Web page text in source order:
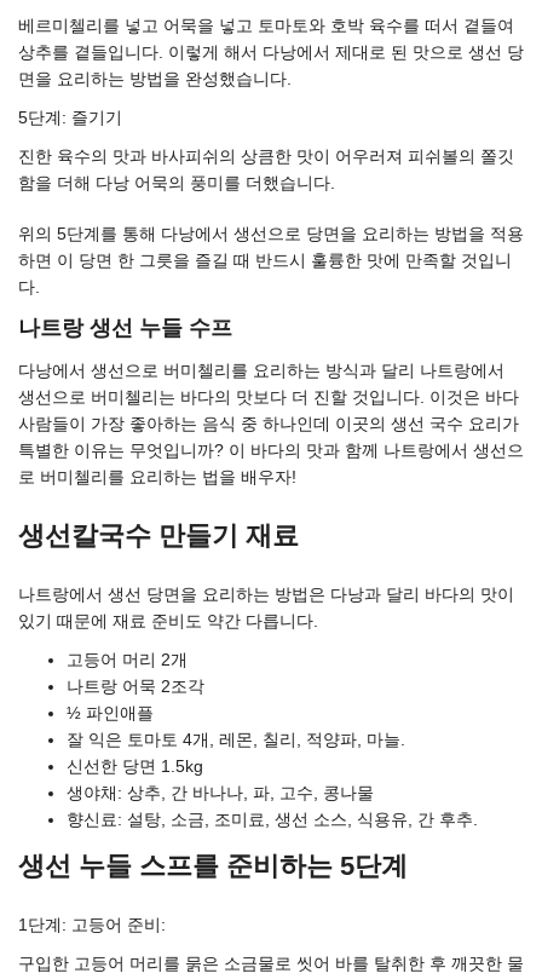
베르미첼리를 넣고 어묵을 넣고 토마토와 호박 육수를 떠서 곁들여
상추를 곁들입니다. 이렇게 해서 다낭에서 제대로 된 맛으로 생선 당
면을 요리하는 방법을 완성했습니다.
5단계: 즐기기
진한 육수의 맛과 바사피쉬의 상큼한 맛이 어우러져 피쉬볼의 쫄깃
함을 더해 다낭 어묵의 풍미를 더했습니다.
위의 5단계를 통해 다낭에서 생선으로 당면을 요리하는 방법을 적용
하면 이 당면 한 그릇을 즐길 때 반드시 훌륭한 맛에 만족할 것입니
다.
나트랑 생선 누들 수프
다낭에서 생선으로 버미첼리를 요리하는 방식과 달리 나트랑에서
생선으로 버미첼리는 바다의 맛보다 더 진할 것입니다. 이것은 바다
사람들이 가장 좋아하는 음식 중 하나인데 이곳의 생선 국수 요리가
특별한 이유는 무엇입니까? 이 바다의 맛과 함께 나트랑에서 생선으
로 버미첼리를 요리하는 법을 배우자!
생선칼국수 만들기 재료
나트랑에서 생선 당면을 요리하는 방법은 다낭과 달리 바다의 맛이
있기 때문에 재료 준비도 약간 다릅니다.
고등어 머리 2개
나트랑 어묵 2조각
½ 파인애플
잘 익은 토마토 4개, 레몬, 칠리, 적양파, 마늘.
신선한 당면 1.5kg
생야채: 상추, 간 바나나, 파, 고수, 콩나물
향신료: 설탕, 소금, 조미료, 생선 소스, 식용유, 간 후추.
생선 누들 스프를 준비하는 5단계
1단계: 고등어 준비:
구입한 고등어 머리를 묽은 소금물로 씻어 바를 탈취한 후 깨끗한 물